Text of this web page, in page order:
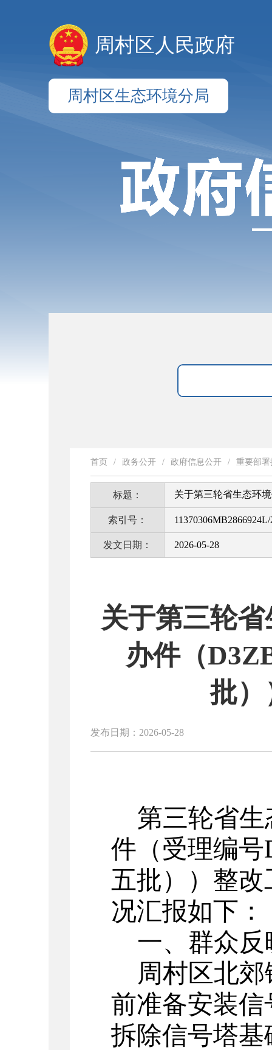
周村区人民政府
周村区生态环境分局
首页 / 政务公开 / 政府信息公开 / 重要部
标题： 关于第三轮省生态环
索引号：
发文日期： 2026-05-28
关于第三轮
办件（
批）
发布日期：2026-05-28
第三轮省生
件（受理编号
五批）
）整
况汇报如下：
一、群众
周村区北
前准备安装
拆除信号塔基